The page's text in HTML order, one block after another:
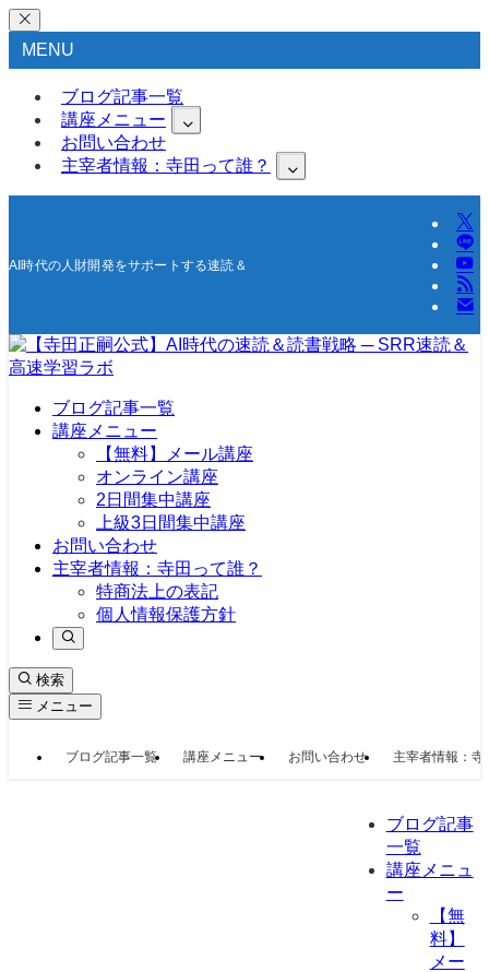
MENU
ブログ記事一覧
講座メニュー
お問い合わせ
主宰者情報：寺田って誰？
AI時代の人財開発をサポートする速読＆高速学習の研究所
ブログ記事一覧
講座メニュー
【無料】メール講座
オンライン講座
2日間集中講座
上級3日間集中講座
お問い合わせ
主宰者情報：寺田って誰？
特商法上の表記
個人情報保護方針
検索
メニュー
ブログ記事一覧 講座メニュー お問い合わせ 主宰者情報：寺
ブログ記事
一覧
講座メニュ
ー
【無
料】
メー